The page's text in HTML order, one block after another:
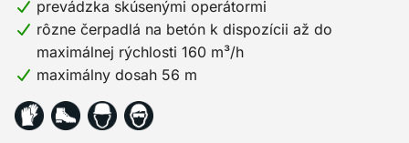
prevádzka skúsenými operátormi
rôzne čerpadlá na betón k dispozícii až do
maximálnej rýchlosti 160 m³/h
maximálny dosah 56 m